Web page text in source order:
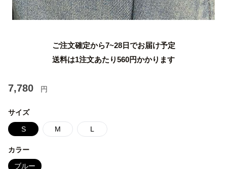
ご注文確定から7~28日でお届け予定
送料は1注文あたり560円かかります
7,780 円
サイズ
S M L
カラー
ブルー